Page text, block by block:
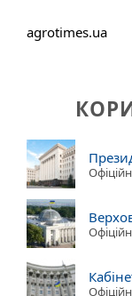
agrotimes.ua